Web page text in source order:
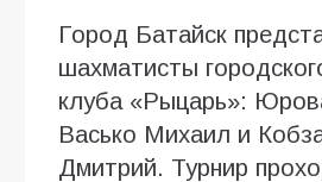
Город Батайск
шахматисты
клуба «Рыцарь»:
Васько Михаил и
Дмитрий. Турнир